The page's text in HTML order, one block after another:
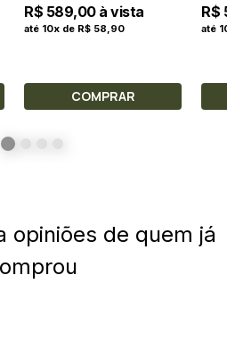
R$ 589,00 à vista
até 10x de R$ 58,90
COMPRAR
R$
até
opiniões de quem já